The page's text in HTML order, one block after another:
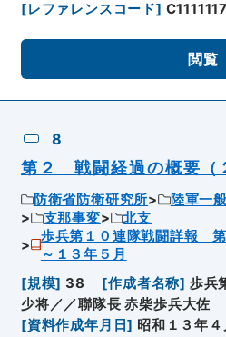
[レファレンスコード]
閲覧
8
第２ 戦闘経過の概要（
防衛省防衛研究所 陸軍一
支那事変
北支
歩兵第１０連隊戦闘詳報
～１３年５月
[規模] 38 [作成者名称] 歩兵
少将／／聯隊長 赤柴歩兵大佐
[資料作成年月日] 昭和１３年